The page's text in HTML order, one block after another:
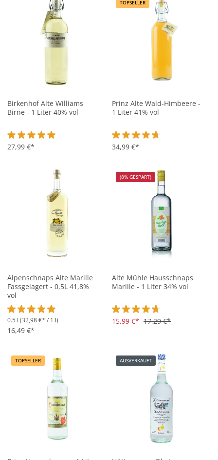
Birkenhof Alte Williams
Birne - 1 Liter 40% vol
Durchschnittliche Bewertung von 5 von 5 Sternen
27,99 €*
TOPSELLER
Prinz Alte Wald-Himbeere -
1 Liter 41% vol
Durchschnittliche Bewertung
34,99 €*
Alpenschnaps Alte Marille
Fassgelagert - 0,5L 41,8%
vol
Durchschnittliche Bewertung von 4.9 von 5 Sternen
0.5 l (32,98 €* / 1 l)
16,49 €*
(8% GESPART)
Alte Mühle Hausschnaps
Marille - 1 Liter 34% vol
Durchschnittliche Bewertung
15,99 €* 17,29 €*
TOPSELLER AUSVERKAUFT